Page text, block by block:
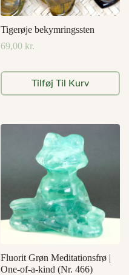
Tigerøje bekymringssten
69,00 kr.
Tilføj Til Kurv
Fluorit Grøn Meditationsfrø |
One-of-a-kind (Nr. 466)